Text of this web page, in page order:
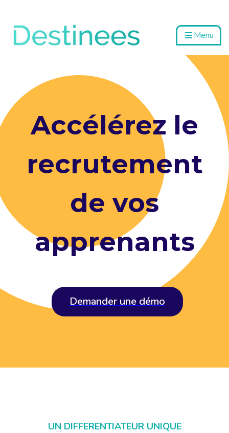
Menu
Accélérez le
recrutement
de vos
apprenants
Demander une démo
UN DIFFERENTIATEUR UNIQUE